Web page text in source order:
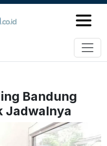
Bandung
Jadwalnya